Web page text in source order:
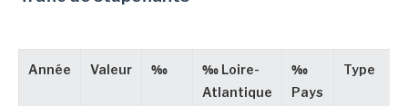
Année Valeur ‰
‰ Loire-
Atlantique
‰
Pays
Type